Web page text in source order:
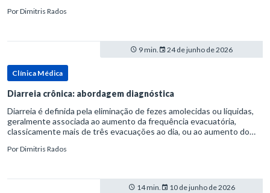
refluxo gastr
PorDimitris Rados
9 min. 24 de junho de 2026
Clínica Médica
Diarreia crônica: abordagem diagnóstica
Diarreia é definida pela eliminação de fezes amolecidas ou líquidas,
geralmente associada ao aumento da frequência evacuatória,
classicamente mais de três evacuações ao dia, ou ao aumento do
PorDimitris Rados
14 min. 10 de junho de 2026